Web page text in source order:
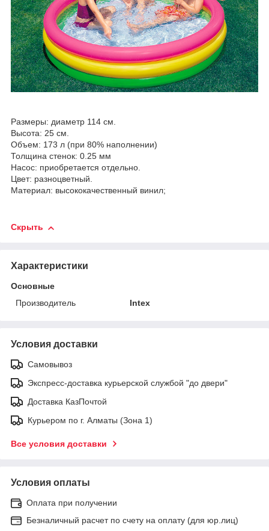
Размеры: диаметр 114 см.
Высота: 25 см.
Объем: 173 л (при 80% наполнении)
Толщина стенок: 0.25 мм
Насос: приобретается отдельно.
Цвет: разноцветный.
Материал: высококачественный винил;
Скрыть
Характеристики
Основные
Производитель
Intex
Условия доставки
Самовывоз
Экспресс-доставка курьерской службой "до двери"
Доставка КазПочтой
Курьером по г. Алматы (Зона 1)
Все условия доставки
Условия оплаты
Оплата при получении
Безналичный расчет по счету на оплату (для юр.лиц)